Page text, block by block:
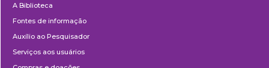
A Biblioteca
Fontes de informação
Auxílio ao Pesquisador
Serviços aos usuários